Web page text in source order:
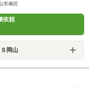
市南区
依頼
岡山